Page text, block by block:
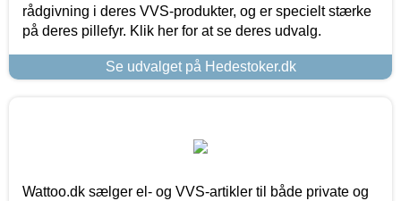
rådgivning i deres VVS-produkter, og er specielt stærke
på deres pillefyr. Klik her for at se deres udvalg.
Se udvalget på Hedestoker.dk
Wattoo.dk sælger el- og VVS-artikler til både private og